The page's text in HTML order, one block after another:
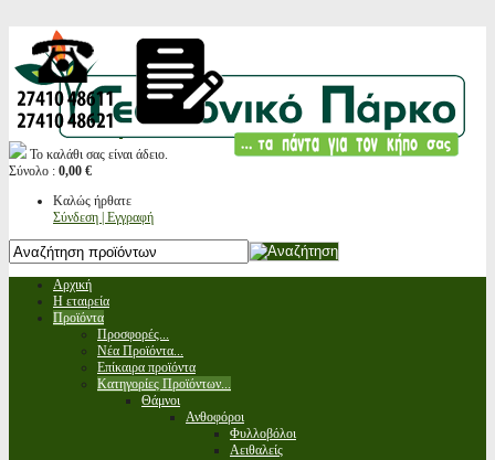
Το καλάθι σας είναι άδειο.
Σύνολο : 0,00 €
Καλώς ήρθατε
Σύνδεση | Εγγραφή
Αρχική
Η εταιρεία
Προϊόντα
Προσφορές...
Νέα Προϊόντα...
Επίκαιρα προϊόντα
Κατηγορίες Προϊόντων...
Θάμνοι
Ανθοφόροι
Φυλλοβόλοι
Αειθαλείς